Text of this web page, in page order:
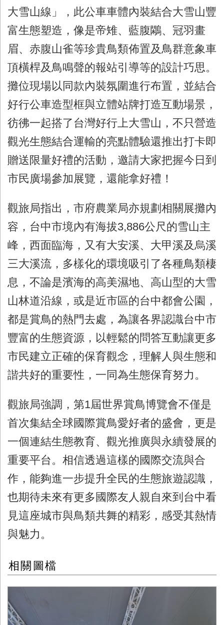
大雪山線」，此公車車體內裝結合大雪山豐
富生態塑造，像是帝雉、藍腹鷴、冠羽畫
眉、赤腹山雀等珍貴鳥類佈置及鳥群意象車
頂橫桿及鳥鳴聲的報站引導等的設計巧思。
攤位現場以同款內裝氛圍進行布置，並結合
好行公車造型框與立體站牌打造互動場景，
彷彿一起搭了台灣好行上大雪山，不只營造
觀光生態結合運輸的亮點體驗還推出打卡即
贈送限量好禮的活動，邀請大家把握今日到
市民廣場參加展覽，還能拿好禮！
觀旅局指出，市府農業局亦規劃相關展攤內
容，台中市境內有海拔3,886公尺的雪山主
峰，西面臨海，又有大安溪、大甲溪及烏溪
三大溪流，多樣化的環境吸引了各種鳥類棲
息，不論是濱海的高美濕地、高山型的大雪
山林道沿線，或是近市區的台中都會公園，
都是賞鳥的熱門去處，為讓各界認識台中市
豐富的生態資源，以輕鬆的問答互動讓更多
市民建立正確的保育觀念，理解人與生態和
諧共好的重要性，一同為生態保育努力。
觀旅局強調，第1屆世界賞鳥博覽會不僅是
首次集結全球國際賞鳥愛好者的盛會，更是
一個連結生態教育、觀光推廣與永續發展的
重要平台。相信透過這樣的國際交流與合
作，能夠進一步提升全民的生態旅遊認識，
也期待未來有更多國際友人親自來到台中看
見這座城市與鳥類共舞的精彩，感受其熱情
與魅力。
相關圖檔